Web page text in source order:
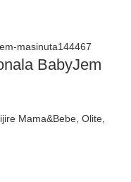
BabyJem
Mama&Bebe Olite,